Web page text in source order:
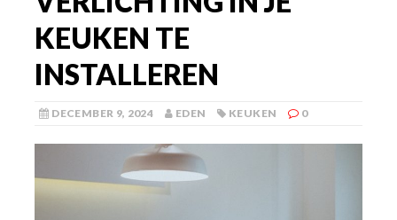
KEUKEN TE
INSTALLEREN
DECEMBER 9, 2024 EDEN KEUKEN 0